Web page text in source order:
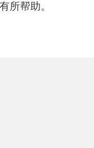
所帮助。